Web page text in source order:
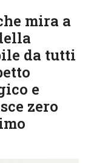
mira a
da tutti
e
zero